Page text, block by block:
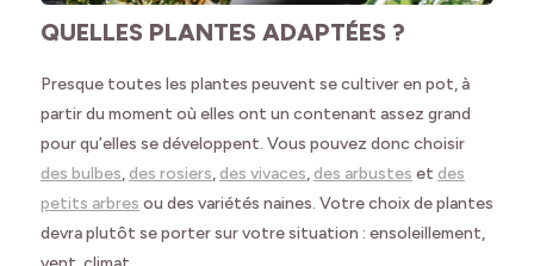
QUELLES PLANTES ADAPTÉES ?
Presque toutes les plantes peuvent se cultiver en pot, à
partir du moment où elles ont un contenant assez grand
pour qu’elles se développent. Vous pouvez donc choisir
des bulbes, des rosiers, des vivaces, des arbustes et des
petits arbres ou des variétés naines. Votre choix de plantes
devra plutôt se porter sur votre situation : ensoleillement,